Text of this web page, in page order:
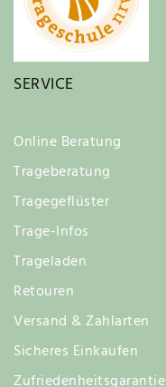
SERVICE
Online Beratung
Trageberatung
Tragegeflüster
Trage-Infos
Trageladen
Retouren
Versand & Zahlarten
Sicheres Einkaufen
Zufriedenheitsgarantie